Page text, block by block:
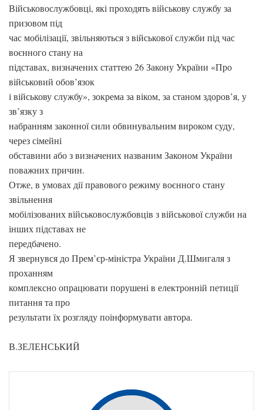
Військовослужбовці, які проходять військову службу за
призовом під
час мобілізації, звільняються з військової служби під час
воєнного стану на
підставах, визначених статтею 26 Закону України «Про
військовий обов’язок
і військову службу», зокрема за віком, за станом здоров’я, у
зв’язку з
набранням законної сили обвинувальним вироком суду,
через сімейні
обставини або з визначених названим Законом України
поважних причин.
Отже, в умовах дії правового режиму воєнного стану
звільнення
мобілізованих військовослужбовців з військової служби на
інших підставах не
передбачено.
Я звернувся до Прем’єр-міністра України Д.Шмигаля з
проханням
комплексно опрацювати порушені в електронній петиції
питання та про
результати їх розгляду поінформувати автора.
В.ЗЕЛЕНСЬКИЙ